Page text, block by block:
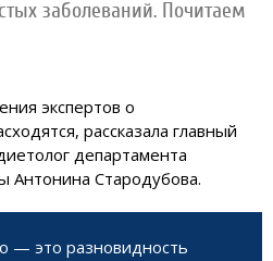
заболеваний. Почитаем
экспертов о
рассказала главный
департамента
Антонина Стародубова.
— это разновидность